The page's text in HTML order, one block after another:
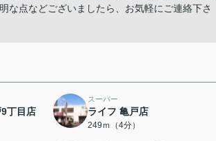
な点などございましたら、お気軽にご連絡下さ
丁目店
スーパー
ライフ 亀戸店
249ｍ（4分）